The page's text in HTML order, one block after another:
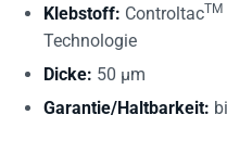
Klebstoff: ControltacTM
Technologie
Dicke: 50 µm
Garantie/Haltbarkeit: